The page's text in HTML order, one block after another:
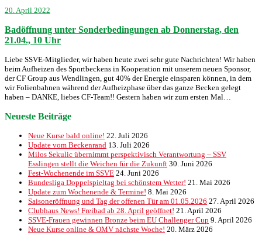
20. April 2022
Badöffnung unter Sonderbedingungen ab Donnerstag, den
21.04., 10 Uhr
Liebe SSVE-Mitglieder, wir haben heute zwei sehr gute Nachrichten! Wir haben
beim Aufheizen des Sportbeckens in Kooperation mit unserem neuen Sponsor,
der CF Group aus Wendlingen, gut 40% der Energie einsparen können, in dem
wir Folienbahnen während der Aufheizphase über das ganze Becken gelegt
haben – DANKE, liebes CF-Team!! Gestern haben wir zum ersten Mal…
Neueste Beiträge
Neue Kurse bald online! 22. Juli 2026
Update vom Beckenrand 13. Juli 2026
Milos Sekulic übernimmt perspektivisch Verantwortung – SSV
Esslingen stellt die Weichen für die Zukunft 30. Juni 2026
Fest-Wochenende im SSVE 24. Juni 2026
Bundesliga Doppelspieltag bei schönstem Wetter! 21. Mai 2026
Update zum Wochenende & Termine! 8. Mai 2026
Saisoneröffnung und Tag der offenen Tür am 01.05.2026 27. April 2026
Clubhaus News! Freibad ab 28. April geöffnet! 21. April 2026
SSVE-Frauen gewinnen Bronze beim EU Challenger Cup 9. April 2026
Neue Kurse online & OMV nächste Woche! 20. März 2026